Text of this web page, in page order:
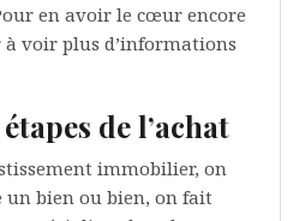
en avoir le cœur encore
à voir plus d’informations
de l’achat
immobilier, on
bien ou bien, on fait